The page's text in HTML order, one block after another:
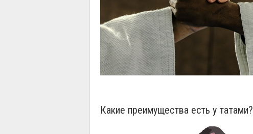
Какие преимущества есть у татами?